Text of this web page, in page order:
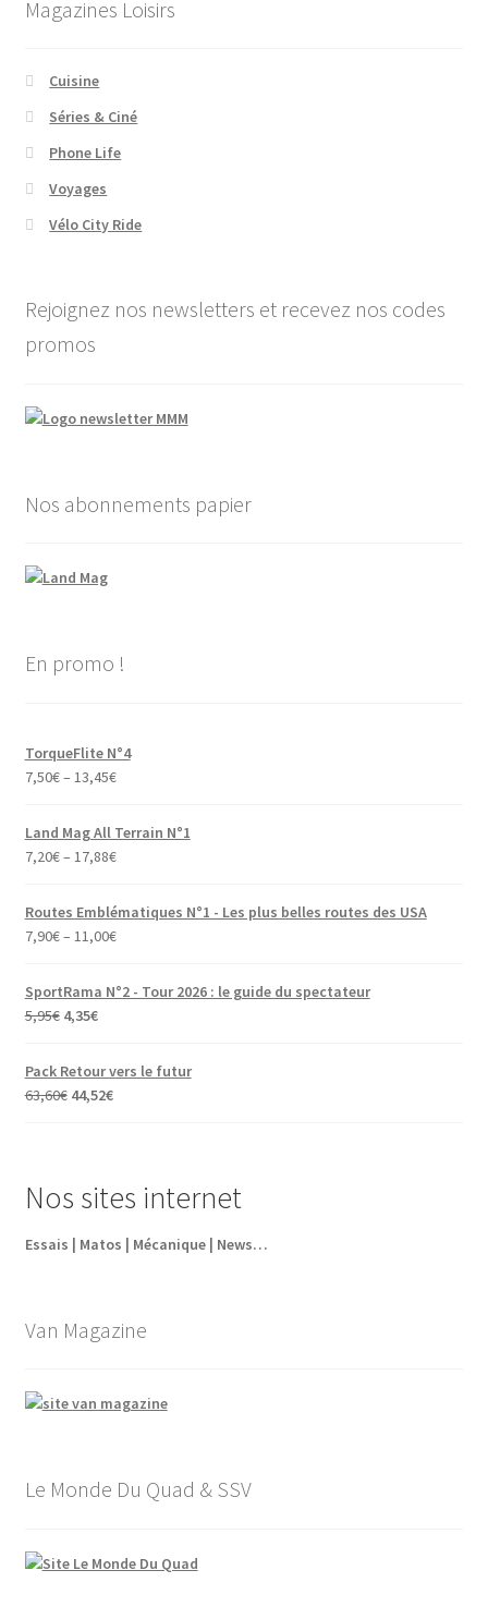
Magazines Loisirs
Cuisine
Séries & Ciné
Phone Life
Voyages
Vélo City Ride
Rejoignez nos newsletters et recevez nos codes
promos
Nos abonnements papier
En promo !
TorqueFlite N°4
7,50€– 13,45€
Land Mag All Terrain N°1
7,20€– 17,88€
Routes Emblématiques N°1 - Les plus belles routes des USA
7,90€– 11,00€
SportRama N°2 - Tour 2026 : le guide du spectateur
5,95€ Le
initial
était :
5,95€.
4,35€Le
est :
Pack Retour vers le futur
63,60€ Le
63,60€.
44,52€Le
44,52€.
Nos sites internet
Essais | Matos | Mécanique | News…
Van Magazine
Le Monde Du Quad & SSV